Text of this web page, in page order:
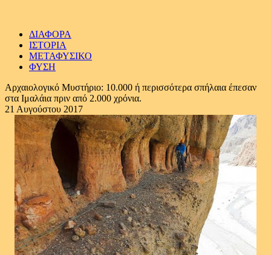
ΔΙΑΦΟΡΑ
ΙΣΤΟΡΙΑ
ΜΕΤΑΦΥΣΙΚΟ
ΦΥΣΗ
Αρχαιολογικό Μυστήριο: 10.000 ή περισσότερα σπήλαια έπεσαν
στα Ιμαλάια πριν από 2.000 χρόνια.
21 Αυγούστου 2017